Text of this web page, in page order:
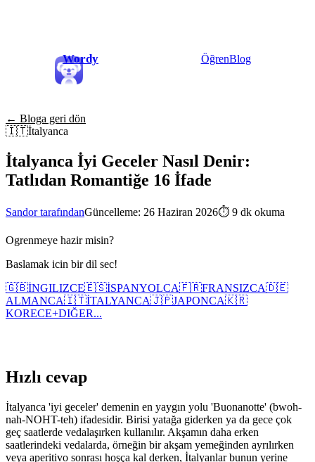
Wordy ÖğrenBlog
← Bloga geri dön
🇮🇹İtalyanca
İtalyanca İyi Geceler Nasıl Denir:
Tatlıdan Romantiğe 16 İfade
Sandor tarafındanGüncelleme: 26 Haziran 2026⏱ 9 dk okuma
Ogrenmeye hazir misin?
Baslamak icin bir dil sec!
🇬🇧İNGILIZCE🇪🇸İSPANYOLCA🇫🇷FRANSIZCA🇩🇪
ALMANCA🇮🇹İTALYANCA🇯🇵JAPONCA🇰🇷
KORECE+DIĞER...
Hızlı cevap
İtalyanca 'iyi geceler' demenin en yaygın yolu 'Buonanotte' (bwoh-
nah-NOHT-teh) ifadesidir. Birisi yatağa giderken ya da gece çok
geç saatlerde vedalaşırken kullanılır. Akşamın daha erken
saatlerindeki vedalarda, örneğin bir akşam yemeğinden ayrılırken
veya aperitivo sonrası hoşça kal derken, İtalyanlar bunun yerine